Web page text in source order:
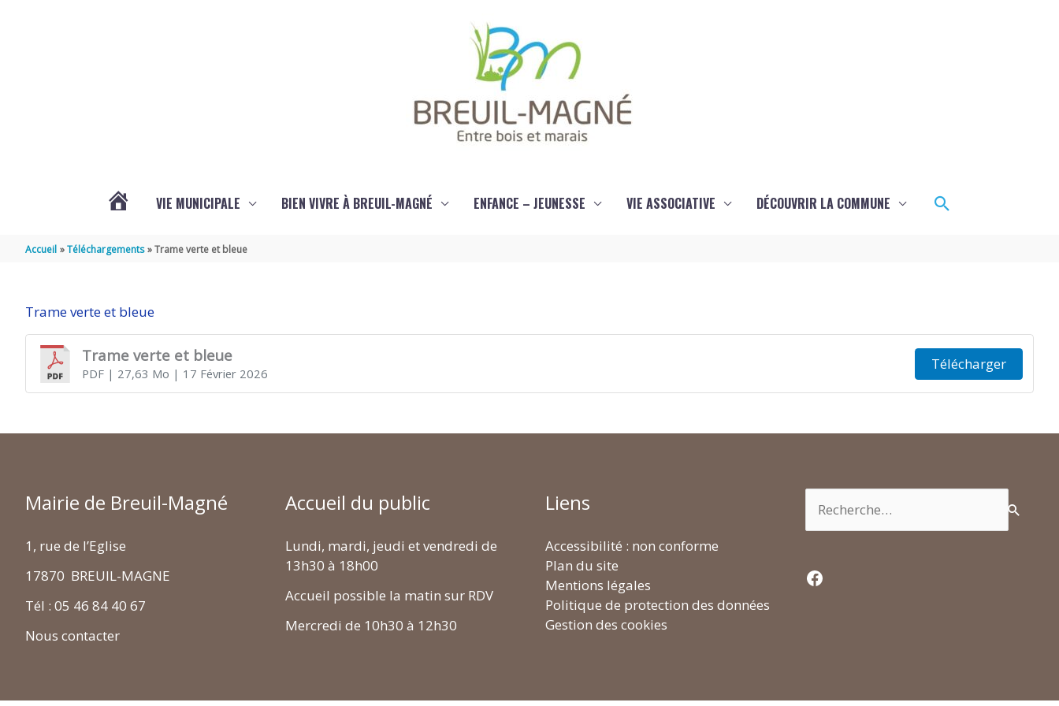
MAGNÉ
VIE MUNICIPALE BIEN VIVRE À BREUIL-MAGNÉ ENFANCE – JEUNESSE VIE ASSOCIATIVE DÉCOUVRIR LA COMMUNE Rechercher
Accueil Téléchargements Trame verte et bleue
Trame verte et bleue
Trame verte et bleue
PDF| 27,63 Mo | 17 Février 2026
Télécharger
Mairie de Breuil-Magné
1, rue de l’Eglise
17870 BREUIL-MAGNE
Tél : 05 46 84 40 67
Nous contacter
Accueil du public
Lundi, mardi, jeudi et vendredi de
13h30 à 18h00
Accueil possible la matin sur RDV
Mercredi de 10h30 à 12h30
Liens
Accessibilité : non conforme
Plan du site
Mentions légales
Politique de protection des données
Gestion des cookies
Facebook